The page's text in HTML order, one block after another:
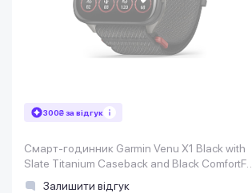
300₴ за відгук
Смарт-годинник Garmin Venu X1 Black with
Slate Titanium Caseback and Black ComfortFit
Nylon Band (010-02980-00)
Залишити відгук